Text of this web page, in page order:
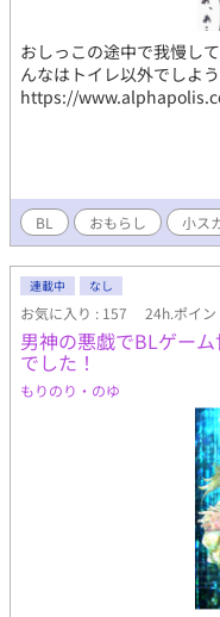
おしっこの途中で我慢し
んなはトイレ以外でしよ
https://
BL おもらし 小ス
連載中 なし
お気に入り : 157 24h.ポイン
男神の悪戯でBLゲー
でした！
もりのり・のゆ